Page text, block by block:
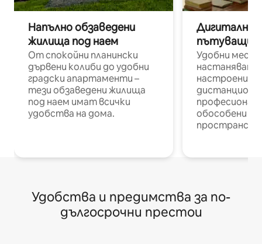
Напълно обзаведени
жилища под наем
От спокойни планински
дървени колиби до удобни
градски апартаменти –
тези обзаведени жилища
под наем имат всички
удобства на дома.
Дигитални
пътуващи
Удобни
настаняване
настроени и
обособени
Удобства и предимства за по-
дългосрочни престои